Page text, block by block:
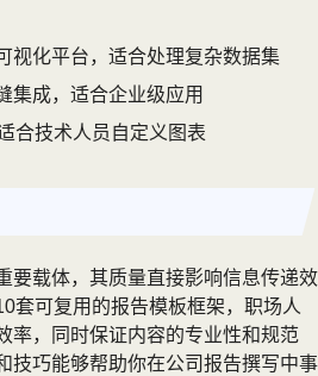
视化平台，适合处理复杂数据集
集成，适合企业级应用
合技术人员自定义图表
要载体，其质量直接影响信息传递效
套可复用的报告模板框架，职场人
率，同时保证内容的专业性和规范
技巧能够帮助你在公司报告撰写中事